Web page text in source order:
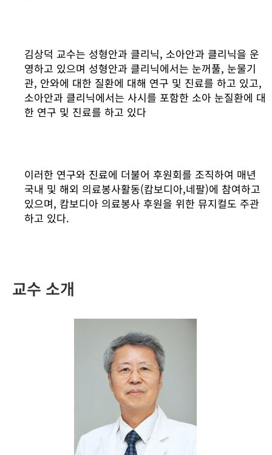
김상덕 교수는 성형안과 클리닉, 소아안과 클리닉을 운
영하고 있으며 성형안과 클리닉에서는 눈꺼풀, 눈물기
관, 안와에 대한 질환에 대해 연구 및 진료를 하고 있고,
소아안과 클리닉에서는 사시를 포함한 소아 눈질환에 대
한 연구 및 진료를 하고 있다
이러한 연구와 진료에 더불어 후원회를 조직하여 매년
국내 및 해외 의료봉사활동(캄보디아,네팔)에 참여하고
있으며, 캄보디아 의료봉사 후원을 위한 뮤지컬도 주관
하고 있다.
교수 소개